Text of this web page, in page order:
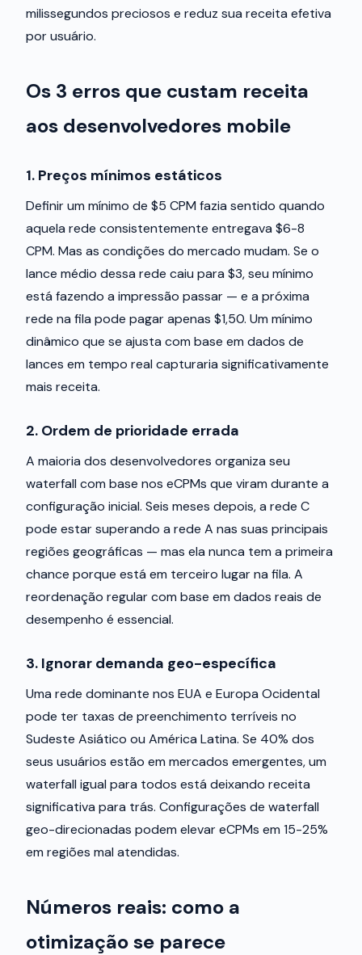
milissegundos preciosos e reduz sua receita efetiva
por usuário.
Os 3 erros que custam receita
aos desenvolvedores mobile
1. Preços mínimos estáticos
Definir um mínimo de $5 CPM fazia sentido quando
aquela rede consistentemente entregava $6-8
CPM. Mas as condições do mercado mudam. Se o
lance médio dessa rede caiu para $3, seu mínimo
está fazendo a impressão passar — e a próxima
rede na fila pode pagar apenas $1,50. Um mínimo
dinâmico que se ajusta com base em dados de
lances em tempo real capturaria significativamente
mais receita.
2. Ordem de prioridade errada
A maioria dos desenvolvedores organiza seu
waterfall com base nos eCPMs que viram durante a
configuração inicial. Seis meses depois, a rede C
pode estar superando a rede A nas suas principais
regiões geográficas — mas ela nunca tem a primeira
chance porque está em terceiro lugar na fila. A
reordenação regular com base em dados reais de
desempenho é essencial.
3. Ignorar demanda geo-específica
Uma rede dominante nos EUA e Europa Ocidental
pode ter taxas de preenchimento terríveis no
Sudeste Asiático ou América Latina. Se 40% dos
seus usuários estão em mercados emergentes, um
waterfall igual para todos está deixando receita
significativa para trás. Configurações de waterfall
geo-direcionadas podem elevar eCPMs em 15-25%
em regiões mal atendidas.
Números reais: como a
otimização se parece